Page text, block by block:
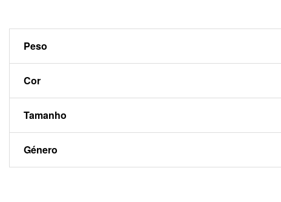
Peso
Cor
Tamanho
Género